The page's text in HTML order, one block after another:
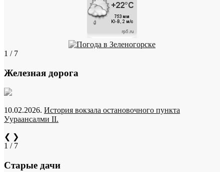
1 / 7
Железная дорога
10.02.2026. История вокзала остановочного пункта
Уураансалми II.
❮ ❯
1 / 7
Старые дачи